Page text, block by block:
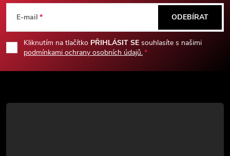
p
a
E-mail
Kliknutím na tlačítko PŘIHLÁSIT SE souhlasíte s našimi
podmínkami ochrany osobních údajů.
ODEBÍRAT